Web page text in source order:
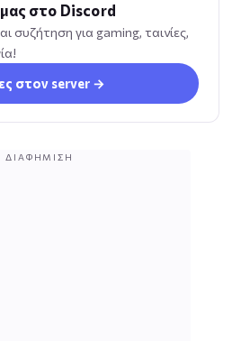
στο Discord
συζήτηση για gaming, ταινίες,
στον server →
ΔΙΑΦΉΜΙΣΗ